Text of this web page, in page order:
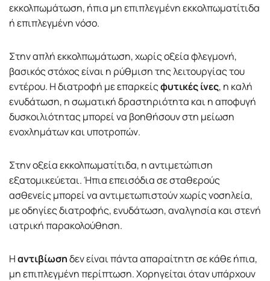
εκκολπωμάτωση, ήπια μη επιπλεγμένη εκκολπωματίτιδα
ή επιπλεγμένη νόσο.
Στην απλή εκκολπωμάτωση, χωρίς οξεία φλεγμονή,
βασικός στόχος είναι η ρύθμιση της λειτουργίας του
εντέρου. Η διατροφή με επαρκείςφυτικές ίνες, η καλή
ενυδάτωση, η σωματική δραστηριότητα και η αποφυγή
δυσκοιλιότητας μπορεί να βοηθήσουν στη μείωση
ενοχλημάτων και υποτροπών.
Στην οξεία εκκολπωματίτιδα, η αντιμετώπιση
εξατομικεύεται. Ήπια επεισόδια σε σταθερούς
ασθενείς μπορεί να αντιμετωπιστούν χωρίς νοσηλεία,
με οδηγίες διατροφής, ενυδάτωση, αναλγησία και στενή
ιατρική παρακολούθηση.
Ηαντιβίωσηδεν είναι πάντα απαραίτητη σε κάθε ήπια,
μη επιπλεγμένη περίπτωση. Χορηγείται όταν υπάρχουν